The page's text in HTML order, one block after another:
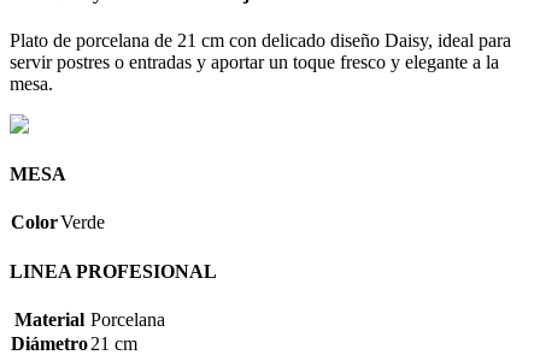
Plato de porcelana de 21 cm con delicado diseño Daisy, ideal para
servir postres o entradas y aportar un toque fresco y elegante a la
mesa.
MESA
ColorVerde
LINEA PROFESIONAL
Material Porcelana
Diámetro21 cm